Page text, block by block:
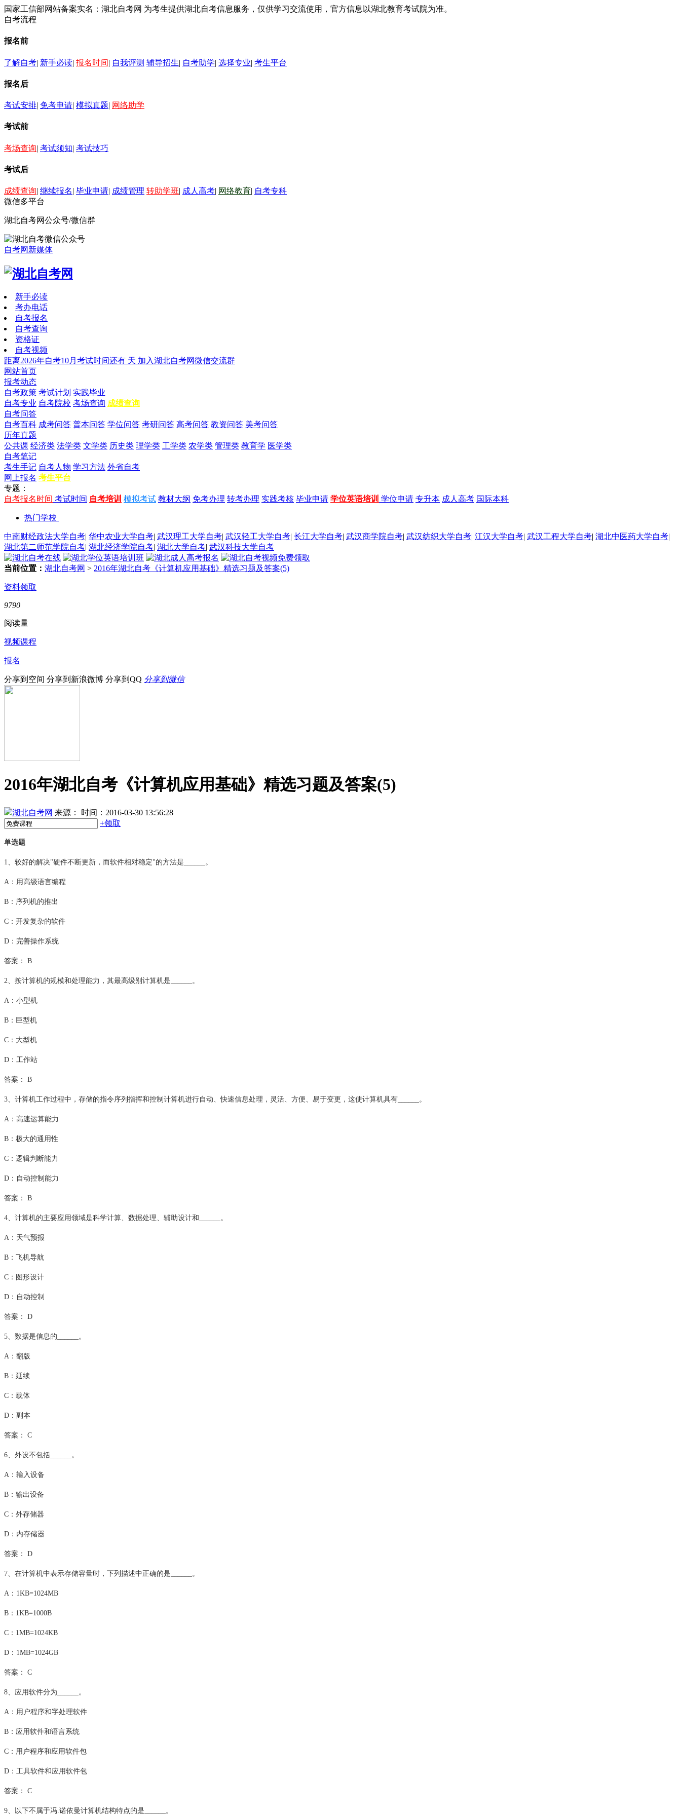
国家工信部网站备案实名：湖北自考网 为考生提供湖北自考信息服务，仅供学习交流使用，官方信息以湖北教育考试院为准。
自考流程
报名前
了解自考| 新手必读| 报名时间| 自我评测 辅导招生| 自考助学| 选择专业| 考生平台
报名后
考试安排| 免考申请| 模拟真题| 网络助学
考试前
考场查询| 考试须知| 考试技巧
考试后
成绩查询| 继续报名| 毕业申请| 成绩管理 转助学班| 成人高考| 网络教育| 自考专科
微信多平台
湖北自考网公众号/微信群
自考网新媒体
新手必读
考办电话
自考报名
自考查询
资格证
自考视频
距离2026年自考10月考试时间还有 天 加入湖北自考网微信交流群
网站首页
报考动态
自考政策 考试计划 实践毕业
自考专业 自考院校 考场查询 成绩查询
自考问答
自考百科 成考问答 普本问答 学位问答 考研问答 高考问答 教资问答 美考问答
历年真题
公共课 经济类 法学类 文学类 历史类 理学类 工学类 农学类 管理类 教育学 医学类
自考笔记
考生手记 自考人物 学习方法 外省自考
网上报名 考生平台
专题：
自考报名时间 考试时间 自考培训 模拟考试 教材大纲 免考办理 转考办理 实践考核 毕业申请 学位英语培训 学位申请 专升本 成人高考 国际本科
热门学校
中南财经政法大学自考| 华中农业大学自考| 武汉理工大学自考| 武汉轻工大学自考| 长江大学自考| 武汉商学院自考| 武汉纺织大学自考| 江汉大学自考| 武汉工程大学自考| 湖北中医药大学自考|
湖北第二师范学院自考| 湖北经济学院自考| 湖北大学自考| 武汉科技大学自考
当前位置： 湖北自考网 > 2016年湖北自考《计算机应用基础》精选习题及答案(5)
资料领取
9790
阅读量
视频课程
报名
分享到空间 分享到新浪微博 分享到QQ 分享到微信
2016年湖北自考《计算机应用基础》精选习题及答案(5)
湖北自考网 来源：
时间：2016-03-30 13:56:28
+领取
单选题
1、较好的解决"硬件不断更新，而软件相对稳定"的方法是______。
A：用高级语言编程
B：序列机的推出
C：开发复杂的软件
D：完善操作系统
答案： B
2、按计算机的规模和处理能力，其最高级别计算机是______。
A：小型机
B：巨型机
C：大型机
D：工作站
答案： B
3、计算机工作过程中，存储的指令序列指挥和控制计算机进行自动、快速信息处理，灵活、方便、易于变更，这使计算机具有______。
A：高速运算能力
B：极大的通用性
C：逻辑判断能力
D：自动控制能力
答案： B
4、计算机的主要应用领域是科学计算、数据处理、辅助设计和______。
A：天气预报
B：飞机导航
C：图形设计
D：自动控制
答案： D
5、数据是信息的______。
A：翻版
B：延续
C：载体
D：副本
答案： C
6、外设不包括______。
A：输入设备
B：输出设备
C：外存储器
D：内存储器
答案： D
7、在计算机中表示存储容量时，下列描述中正确的是______。
A：1KB=1024MB
B：1KB=1000B
C：1MB=1024KB
D：1MB=1024GB
答案： C
8、应用软件分为______。
A：用户程序和字处理软件
B：应用软件和语言系统
C：用户程序和应用软件包
D：工具软件和应用软件包
答案： C
9、以下不属于冯.诺依曼计算机结构特点的是______。